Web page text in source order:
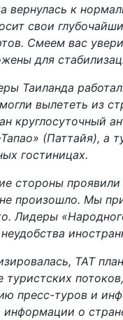
вернулась к
свои
Смеем вас
для
Таиланда
вылететь из
круглосуточный
(Паттайя), а
гостиницах.
стороны
произошло. Мы
Лидеры
ТАТ
пресс-туров и
о